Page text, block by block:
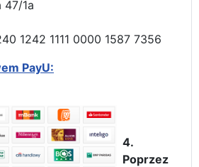
47/1a
1242 1111 0000 1587 7356
PayU:
4.
Poprzez